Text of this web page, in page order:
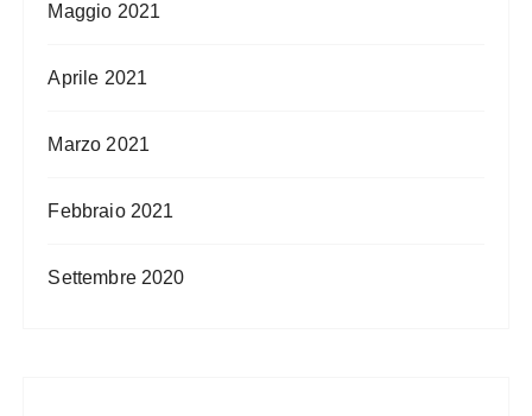
Maggio 2021
Aprile 2021
Marzo 2021
Febbraio 2021
Settembre 2020